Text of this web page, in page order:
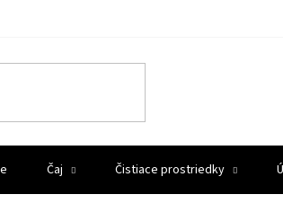
Čaj Čistiace prostriedky